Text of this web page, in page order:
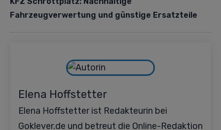
Fahrzeugverwertung und günstige Ersatzteile
Elena Hoffstetter
Elena Hoffstetter ist Redakteurin bei
Goklever.de und betreut die Online-Redaktion